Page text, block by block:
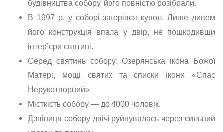
будівництва собору, його повністю розібрали.
В 1997 р. у соборі загорівся купол. Лише дивом
його конструкція впала у двір, не пошкодивши
інтер’єри святині.
Серед святинь собору: Озерянська ікона Божої
Матері, мощі святих та списки ікони «Спас
Нерукотворний»
Місткість собору — до 4000 чоловік.
Дзвіниця собору двічі руйнувалась через сильний